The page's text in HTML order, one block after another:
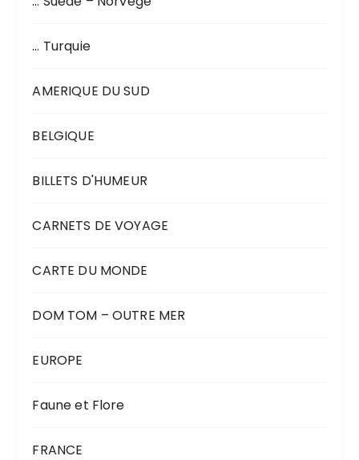
… Turquie
AMERIQUE DU SUD
BELGIQUE
BILLETS D'HUMEUR
CARNETS DE VOYAGE
CARTE DU MONDE
DOM TOM – OUTRE MER
EUROPE
Faune et Flore
FRANCE